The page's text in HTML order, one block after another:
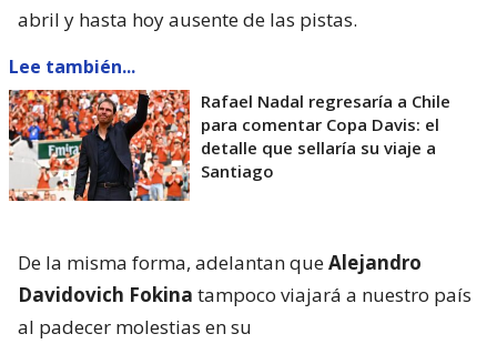
abril y hasta hoy ausente de las pistas.
Lee también...
Rafael Nadal regresaría a Chile
para comentar Copa Davis: el
detalle que sellaría su viaje a
Santiago
De la misma forma, adelantan queAlejandro
Davidovich Fokina tampoco viajará a nuestro país
al padecer molestias en su